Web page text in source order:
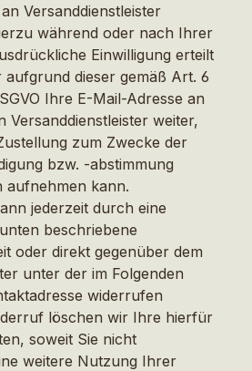
Versanddienstleister
während oder nach Ihrer
Einwilligung erteilt
aufgrund dieser gemäß Art. 6
Ihre E-Mail-Adresse an
Versanddienstleister weiter,
zum Zwecke der
bzw. -abstimmung
aufnehmen kann.
jederzeit durch eine
beschriebene
oder direkt gegenüber dem
unter der im Folgenden
widerrufen
löschen wir Ihre hierfür
soweit Sie nicht
weitere Nutzung Ihrer